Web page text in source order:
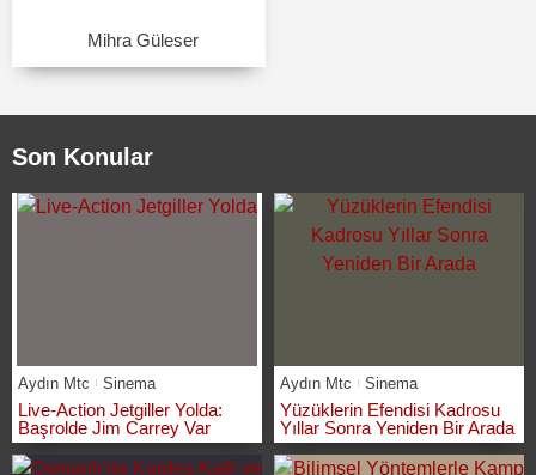
Mihra Güleser
Son Konular
Aydın Mtc Sinema
Live-Action Jetgiller Yolda:
Başrolde Jim Carrey Var
Aydın Mtc Sinema
Yüzüklerin Efendisi Kadrosu
Yıllar Sonra Yeniden Bir Arada